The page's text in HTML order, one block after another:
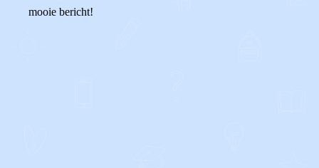
mooie bericht!